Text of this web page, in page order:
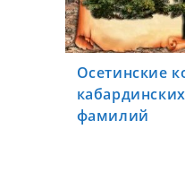
Осетинские
фамилий